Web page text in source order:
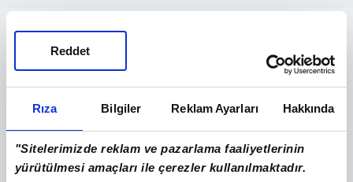
Rıza Bilgiler Reklam Ayarları Hakkında
"Sitelerimizde reklam ve pazarlama faaliyetlerinin
yürütülmesi amaçları ile çerezler kullanılmaktadır.
Reddet